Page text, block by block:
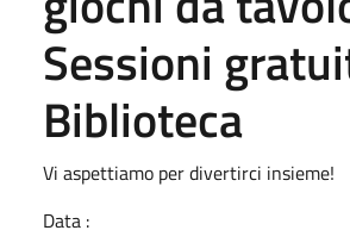
Sessioni
Biblioteca
Vi aspettiamo per divertirci insieme!
Data :